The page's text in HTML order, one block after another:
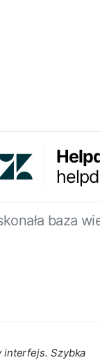
baza
interfejs. Szybka